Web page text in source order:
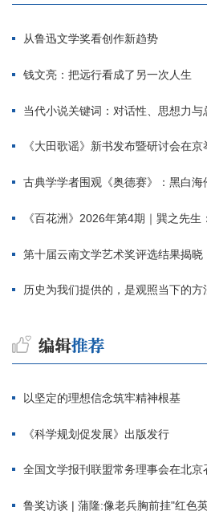
从鲁迅文学奖看创作新趋势
钱文亮：把远行看成了另一次人生
当代小说关键词：对话性、思想力与
《大田歌谣》新书发布暨研讨会在京
古典学学者围观《奥德赛》：黑白海伦、
《百花洲》2026年第4期｜巽之先
第十届云南文学艺术奖评选结果揭晓
历史为我们提供的，是观照当下的方法
以坚定的理想信念筑牢精神根基
《科学规划促发展》出版发行
全国文学报刊联盟常务理事会在北京
鲁奖访谈 | 蒲隆:像老兵胸前挂"红色